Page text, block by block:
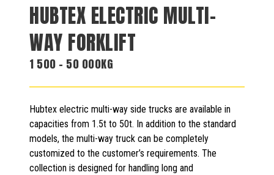
HUBTEX ELECTRIC MULTI-
WAY FORKLIFT
1 500 - 50 000KG
Hubtex electric multi-way side trucks are available in
capacities from 1.5t to 50t. In addition to the standard
models, the multi-way truck can be completely
customized to the customer’s requirements. The
collection is designed for handling long and